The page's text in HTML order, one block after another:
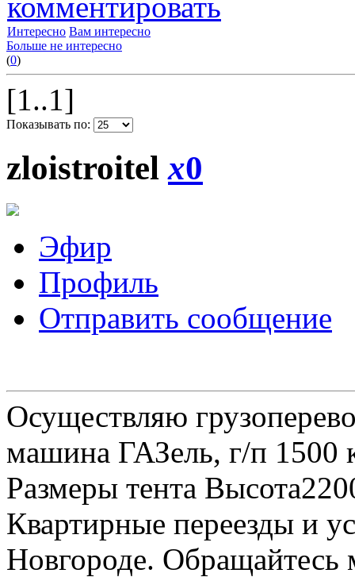
комментировать
Интересно Вам интересно
Больше не интересно
(0)
[1..1]
Показывать по:
zloistroitelx0
Эфир
Профиль
Отправить сообщение
Осуществляю
машина ГАЗель, г/п 1500
Размеры тента
Квартирные переезды и
Новгороде.